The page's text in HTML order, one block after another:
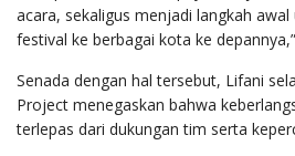
acara, sekaligus menjadi langkah
festival ke berbagai kota ke
Senada dengan hal tersebut, Lifani
Project menegaskan bahwa
terlepas dari dukungan tim serta